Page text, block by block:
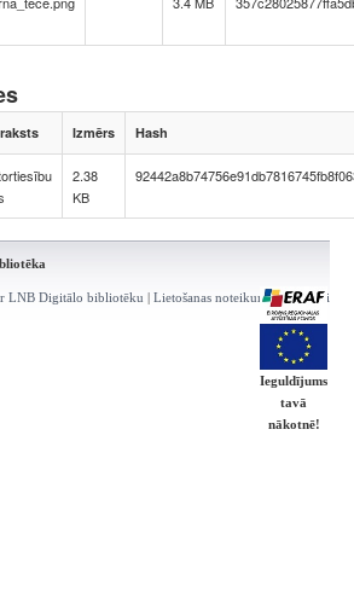
Izmērs Hash
2.38
KB
LNB Digitālo bibliotēku | Lietošanas noteikumi | Kontakti
Ieguldījums
tavā
nākotnē!